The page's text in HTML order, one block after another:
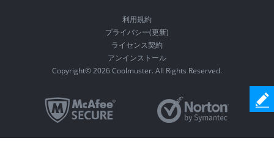
利用規約
プライバシー(更新)
ライセンス契約
アンインストール
Copyright© 2026 Coolmuster. All Rights Reserved.